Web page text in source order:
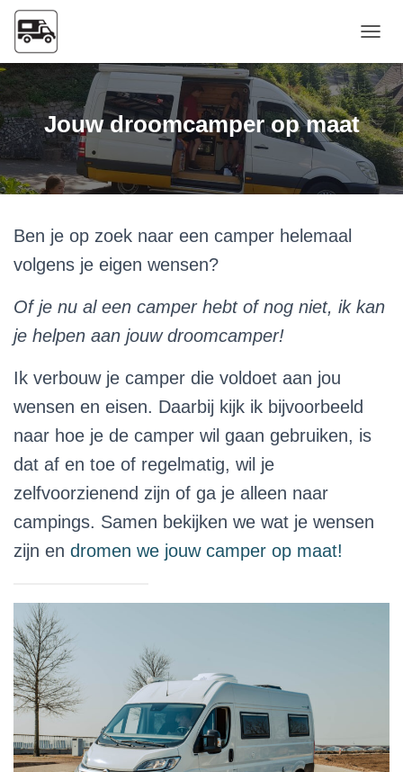
Jouw droomcamper op maat
Ben je op zoek naar een camper helemaal
volgens je eigen wensen?
Of je nu al een camper hebt of nog niet, ik kan
je helpen aan jouw droomcamper!
Ik verbouw je camper die voldoet aan jou
wensen en eisen. Daarbij kijk ik bijvoorbeeld
naar hoe je de camper wil gaan gebruiken, is
dat af en toe of regelmatig, wil je
zelfvoorzienend zijn of ga je alleen naar
campings. Samen bekijken we wat je wensen
zijn en dromen we jouw camper op maat!